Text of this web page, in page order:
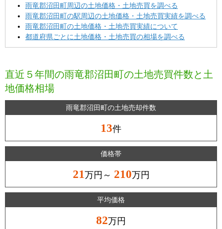
雨竜郡沼田町周辺の土地価格・土地売買を調べる
雨竜郡沼田町の駅周辺の土地価格・土地売買実績を調べる
雨竜郡沼田町の土地価格・土地売買実績について
都道府県ごとに土地価格・土地売買の相場を調べる
直近５年間の雨竜郡沼田町の土地売買件数と土
地価格相場
雨竜郡沼田町の土地売却件数
13件
価格帯
21万円～ 210万円
平均価格
82万円